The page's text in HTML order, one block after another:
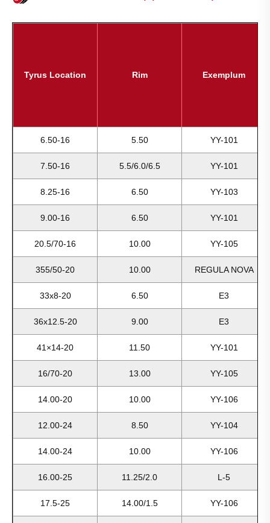
Tyrus Location Rim Exemplum
6.50-16 5.50 YY-101
7.50-16 5.5/6.0/6.5 YY-101
8.25-16 6.50 YY-103
9.00-16 6.50 YY-101
20.5/70-16 10.00 YY-105
355/50-20 10.00 REGULA NOVA
33x8-20 6.50 E3
36x12.5-20 9.00 E3
41×14-20 11.50 YY-101
16/70-20 13.00 YY-105
14.00-20 10.00 YY-106
12.00-24 8.50 YY-104
14.00-24 10.00 YY-106
16.00-25 11.25/2.0 L-5
17.5-25 14.00/1.5 YY-106